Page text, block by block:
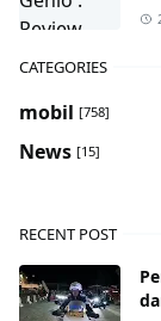
CATEGORIES
mobil [758]
News [15]
RECENT POST